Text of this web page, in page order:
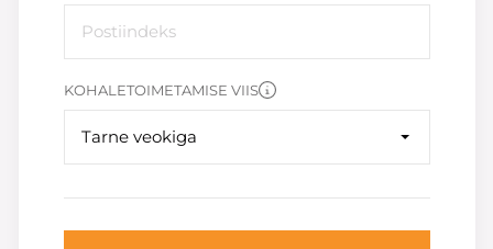
KOHALETOIMETAMISE VIIS
Tarne veokiga